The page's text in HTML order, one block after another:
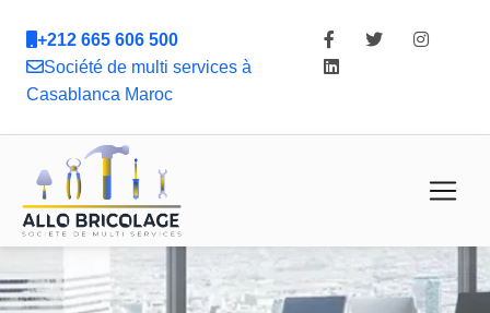
+212 665 606 500
Société de multi services à
Casablanca Maroc